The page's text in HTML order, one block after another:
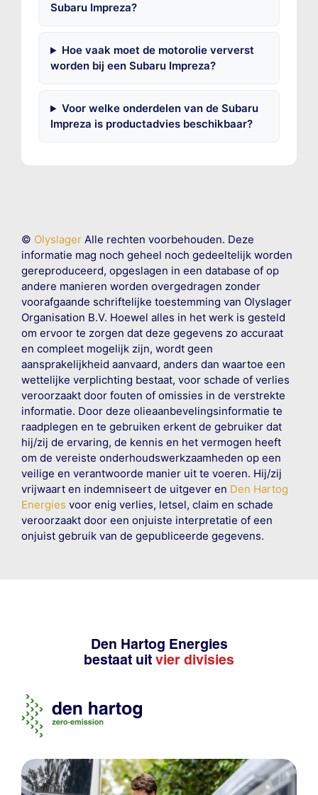
Subaru Impreza?
Hoe vaak moet de motorolie ververst
worden bij een Subaru Impreza?
Voor welke onderdelen van de Subaru
Impreza is productadvies beschikbaar?
© OlyslagerAlle rechten voorbehouden. Deze
informatie mag noch geheel noch gedeeltelijk worden
gereproduceerd, opgeslagen in een database of op
andere manieren worden overgedragen zonder
voorafgaande schriftelijke toestemming van Olyslager
Organisation B.V. Hoewel alles in het werk is gesteld
om ervoor te zorgen dat deze gegevens zo accuraat
en compleet mogelijk zijn, wordt geen
aansprakelijkheid aanvaard, anders dan waartoe een
wettelijke verplichting bestaat, voor schade of verlies
veroorzaakt door fouten of omissies in de verstrekte
informatie. Door deze olieaanbevelingsinformatie te
raadplegen en te gebruiken erkent de gebruiker dat
hij/zij de ervaring, de kennis en het vermogen heeft
om de vereiste onderhoudswerkzaamheden op een
veilige en verantwoorde manier uit te voeren. Hij/zij
vrijwaart en indemniseert de uitgever en Den Hartog
Energies voor enig verlies, letsel, claim en schade
veroorzaakt door een onjuiste interpretatie of een
onjuist gebruik van de gepubliceerde gegevens.
Den Hartog Energies
bestaat uit vier divisies